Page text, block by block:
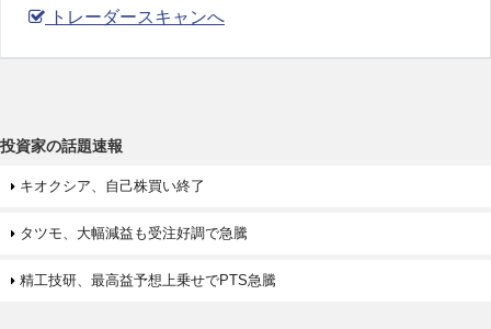
トレーダースキャンへ
投資家の話題速報
キオクシア、自己株買い終了
タツモ、大幅減益も受注好調で急騰
精工技研、最高益予想上乗せでPTS急騰